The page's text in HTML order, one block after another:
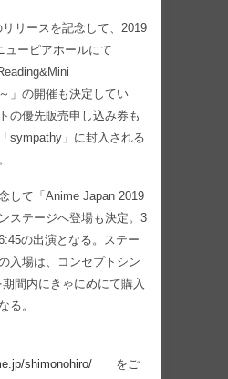
リースを記念して、2019
ューピアホールにて
」の開催も決定してい
の優先販売申し込み券も
sympathy」に封入される
して「Anime Japan 2019
ステージへ登場も決定。3
の出演となる。ステー
入場は、コンセプトシン
間内にきゃにめにて購入
る。
shimonohiro/ をご